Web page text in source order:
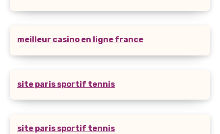
meilleur casino en ligne france
site paris sportif tennis
site paris sportif tennis